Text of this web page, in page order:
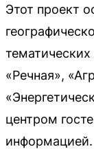
Этот проект
«Речная»,
центром
информацией.